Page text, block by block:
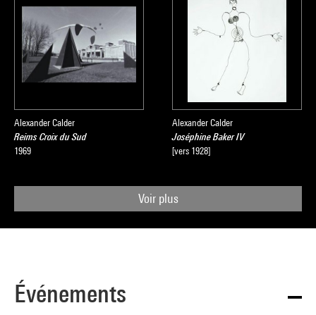
Alexander Calder
Reims Croix du Sud
1969
Alexander Calder
Joséphine Baker IV
[vers 1928]
Voir plus
Événements